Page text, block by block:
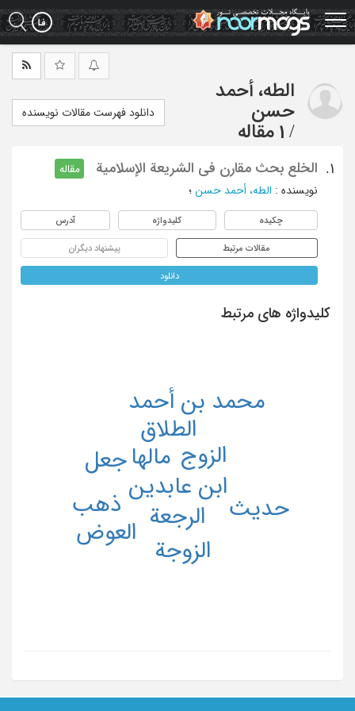
Skip
to
main
الطه، أحمد
حسن
/ 1 مقاله
دانلود فهرست مقالات نویسنده
1. الخلع بحث مقارن فی الشریعة الإسلامیة
مقاله
نویسنده : الطه، أحمد حسن ؛
چکیده کلیدواژه آدرس
مقالات مرتبط پیشنهاد دیگران
دانلود
کلیدواژه های مرتبط
ابن عابدین
الرجعة
الزوج
الزوجة
الطلاق
العوض
جعل
حدیث
ذهب
مالها
محمد بن أحمد